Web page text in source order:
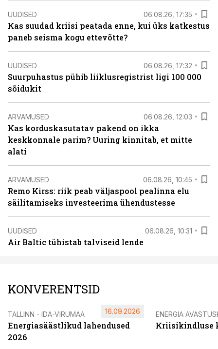
UUDISED 06.08.26, 17:35
Kas suudad kriisi peatada enne, kui üks katkestus
paneb seisma kogu ettevõtte?
UUDISED 06.08.26, 17:32
Suurpuhastus pühib liiklusregistrist ligi 100 000
sõidukit
ARVAMUSED 06.08.26, 12:03
Kas korduskasutatav pakend on ikka
keskkonnale parim? Uuring kinnitab, et mitte
alati
ARVAMUSED 06.08.26, 10:45
Remo Kirss: riik peab väljaspool pealinna elu
säilitamiseks investeerima ühendustesse
UUDISED 06.08.26, 10:31
Air Baltic tühistab talviseid lende
KONVERENTSID
TALLINN - IDA-VIRUMAA
Energiasäästlikud lahendused
2026
16.09.2026 ENERGIA
Kriisikindluse